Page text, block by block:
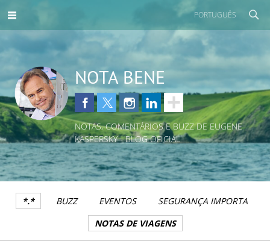
PORTUGUÊS
NOTA BENE
NOTAS, COMENTÁRIOS E BUZZ DE EUGENE
KASPERSKY - BLOG OFICIAL
*.* BUZZ EVENTOS
SEGURANÇA IMPORTA
NOTAS DE VIAGENS